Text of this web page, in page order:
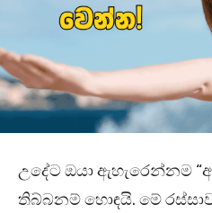
උදේට ඔයා ඇහැරෙන්නම
තිබ්බනම් හොඳයි. මේ